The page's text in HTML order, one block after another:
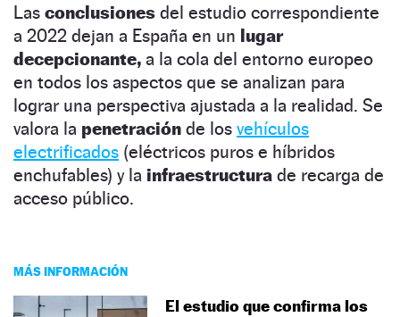
Las conclusiones del estudio correspondiente
a 2022 dejan a España en un lugar
decepcionante, a la cola del entorno europeo
en todos los aspectos que se analizan para
lograr una perspectiva ajustada a la realidad. Se
valora la penetración de los vehículos
electrificados (eléctricos puros e híbridos
enchufables) y la infraestructura de recarga de
acceso público.
MÁS INFORMACIÓN
El estudio que confirma los